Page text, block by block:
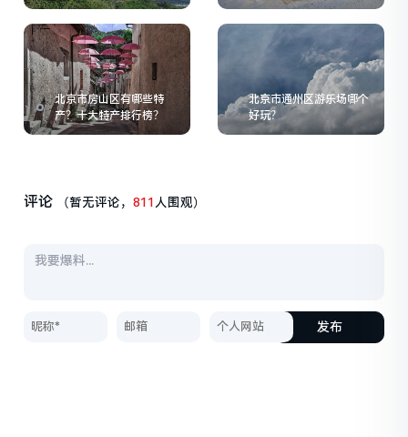
北京市房山区有哪些特
产？十大特产排行榜？
北京市通州区游乐场哪个
好玩？
评论 （暂无评论，811 人围观）
发布